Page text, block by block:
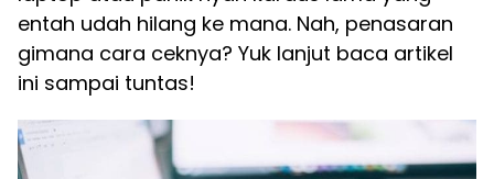
entah udah hilang ke mana. Nah, penasaran
gimana cara ceknya? Yuk lanjut baca artikel
ini sampai tuntas!